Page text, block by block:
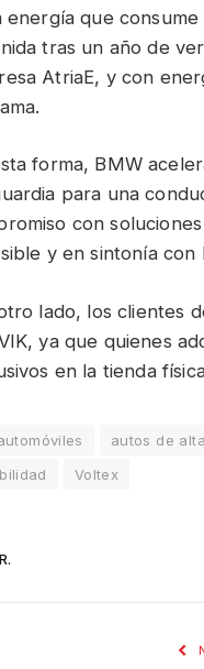
energía que
tras un año de
AtriaE, y con
forma, BMW
para una
con
y en sintonía
lado, los clientes
ya que quienes
en la tienda
autos de
Voltex